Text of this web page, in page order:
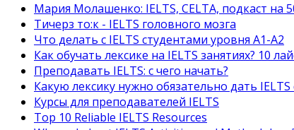
Мария Молашенко: IELTS, CELTA, подкаст на
Тичерз тo:к - IELTS головного мозга
Что делать с IELTS студентами уровня A1-A2
Как обучать лексике на IELTS занятиях? 10
Преподавать IELTS: с чего начать?
Какую лексику нужно обязательно дать IELTS
Курсы для преподавателей IELTS
Top 10 Reliable IELTS Resources